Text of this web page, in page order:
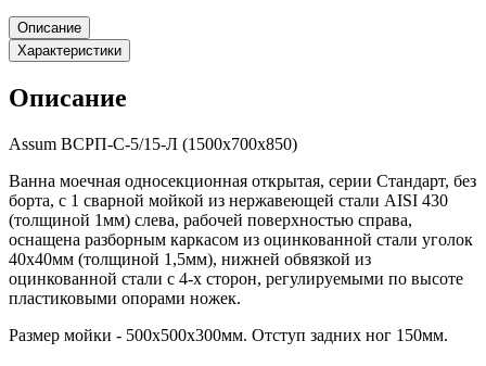
Описание
Характеристики
Описание
Assum ВСРП-С-5/15-Л (1500х700х850)
Ванна моечная односекционная открытая, серии Стандарт, без
борта, с 1 сварной мойкой из нержавеющей стали AISI 430
(толщиной 1мм) слева, рабочей поверхностью справа,
оснащена разборным каркасом из оцинкованной стали уголок
40х40мм (толщиной 1,5мм), нижней обвязкой из
оцинкованной стали с 4-х сторон, регулируемыми по высоте
пластиковыми опорами ножек.
Размер мойки - 500х500х300мм. Отступ задних ног 150мм.